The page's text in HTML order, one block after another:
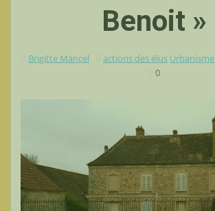
Benoit »
Brigitte Mancel actions des élus Urbanisme
0